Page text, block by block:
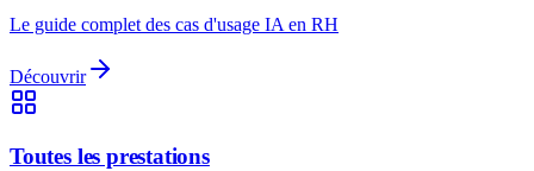
Le guide complet des cas d'usage IA en RH
Découvrir
Toutes les prestations